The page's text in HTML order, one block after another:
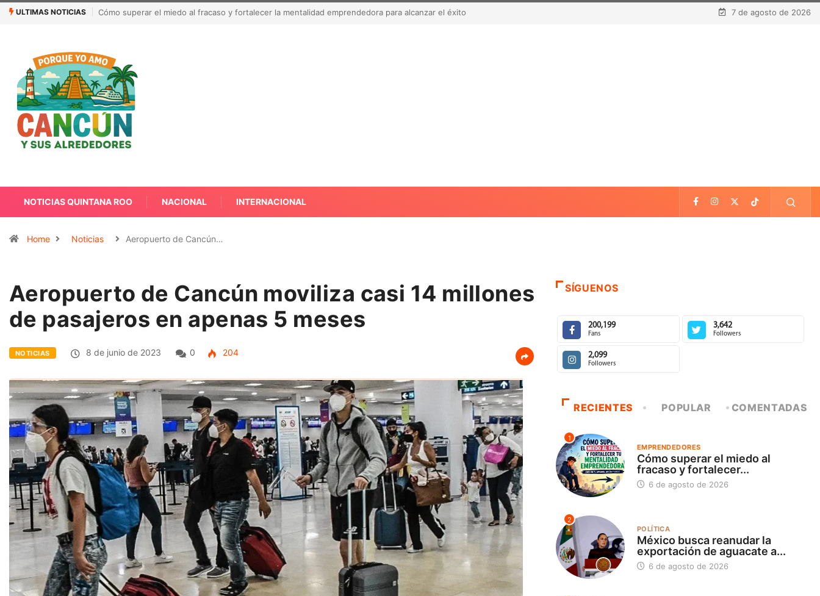
ULTIMAS NOTICIAS México busca reanudar la exportación de aguacate a Estados Unidos tras suspensión por alerta de seguridad 7 de agosto de 2026
NOTICIAS QUINTANA ROO NACIONAL INTERNACIONAL
Home Noticias Aeropuerto de Cancún…
Aeropuerto de Cancún moviliza casi 14 millones
de pasajeros en apenas 5 meses
NOTICIAS 8 de junio de 2023 0 204
SÍGUENOS
200,199
Fans
3,642
Followers
2,099
Followers
RECIENTES POPULAR COMENTADAS
1
EMPRENDEDORES
Cómo superar el miedo al
fracaso y fortalecer...
6 de agosto de 2026
2
POLÍTICA
México busca reanudar la
exportación de aguacate a...
6 de agosto de 2026